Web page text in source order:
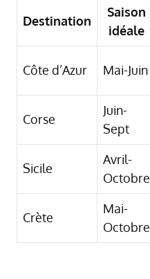
Destination
Saison
idéale
Côte d’Azur Mai-Juin
Corse
Juin-
Sept
Sicile
Avril-
Octobre
Crète
Mai-
Octobre